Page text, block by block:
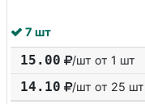
7 шт
15.00 /шт от 1 шт
14.10 /шт от 25 шт